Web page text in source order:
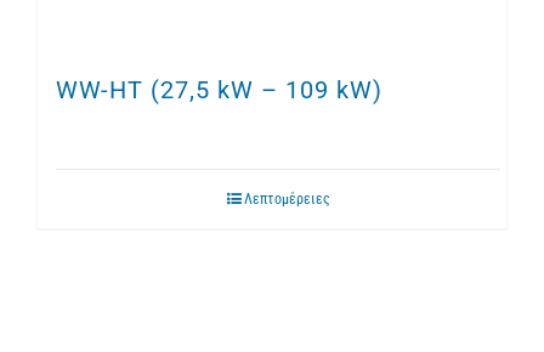
WW-HT (27,5 kW – 109 kW)
Λεπτομέρειες